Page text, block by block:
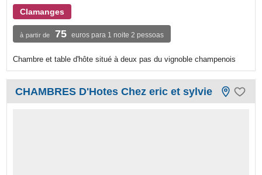
Clamanges
à partir de 75 euros para 1 noite 2 pessoas
Chambre et table d'hôte situé à deux pas du vignoble champenois
CHAMBRES D'Hotes Chez eric et sylvie